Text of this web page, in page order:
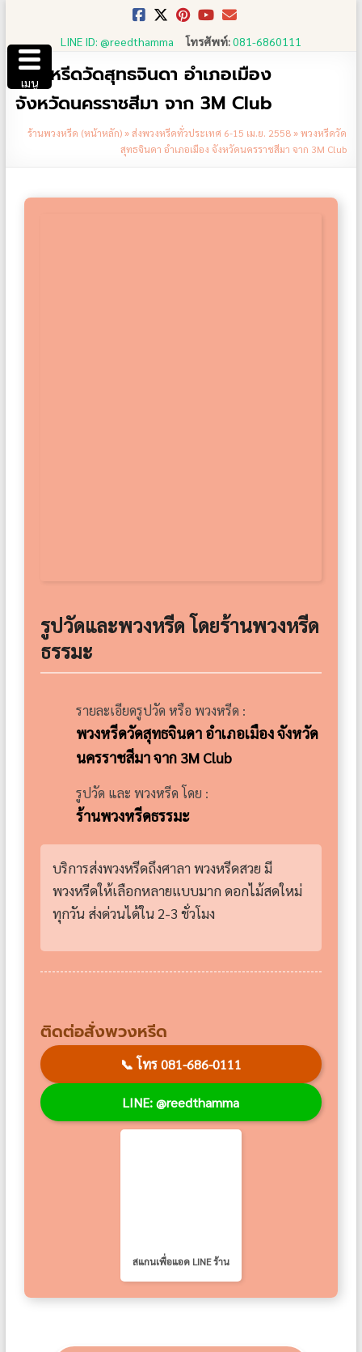
content
LINE ID: @reedthamma โทรศัพท์:081-6860111
พวงหรีดวัดสุทธจินดา อำเภอเมือง
จังหวัดนครราชสีมา จาก 3M Club
ร้านพวงหรีด (หน้าหลัก)»ส่งพวงหรีดทั่วประเทศ 6-15 เม.ย. 2558»พวงหรีดวัด
สุทธจินดา อำเภอเมือง จังหวัดนครราชสีมา จาก 3M Club
รูปวัดและพวงหรีด โดยร้านพวงหรีด
ธรรมะ
รายละเอียดรูปวัด หรือ พวงหรีด :
พวงหรีดวัดสุทธจินดา อำเภอเมือง จังหวัด
นครราชสีมา จาก 3M Club
รูปวัด และ พวงหรีด โดย :
ร้านพวงหรีดธรรมะ
บริการส่งพวงหรีดถึงศาลา พวงหรีดสวย มี
พวงหรีดให้เลือกหลายแบบมาก ดอกไม้สดใหม่
ทุกวัน ส่งด่วนได้ใน 2-3 ชั่วโมง
ติดต่อสั่งพวงหรีด
📞 โทร 081-686-0111
LINE: @reedthamma
สแกนเพื่อแอด LINE ร้าน
เมนู